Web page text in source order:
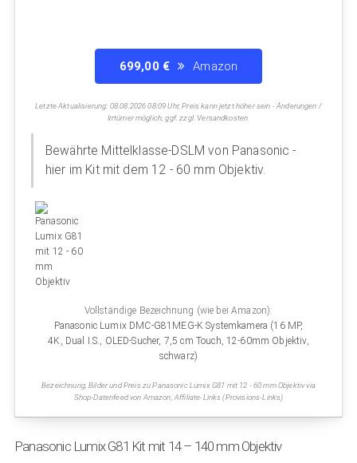
699,00 € Amazon
Letzte Aktualisierung: 08.08.2026 08:09 Uhr, Preis kann jetzt höher sein - Änderungen /
Irrtümer möglich, ggf. zzgl. Versandkosten.
Bewährte Mittelklasse-DSLM von Panasonic -
hier im Kit mit dem 12 - 60 mm Objektiv.
Vollständige Bezeichnung (wie bei Amazon):
Panasonic Lumix DMC-G81MEG-K Systemkamera (16 MP,
4K, Dual I.S., OLED-Sucher, 7,5 cm Touch, 12-60mm Objektiv,
schwarz)
Bezeichnung, Bilder und Preis zu Panasonic Lumix G81 mit 12 - 60 mm Objektiv via
Shop-Datenfeed von Amazon, Affiliate-Links (Provisions-Links)
Panasonic Lumix G81 Kit mit 14 – 140 mm Objektiv